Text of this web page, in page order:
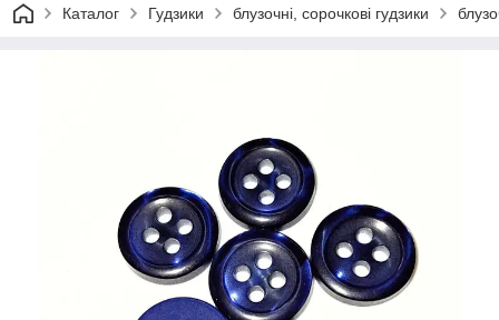
Каталог Гудзики блузочні, сорочкові гудзики